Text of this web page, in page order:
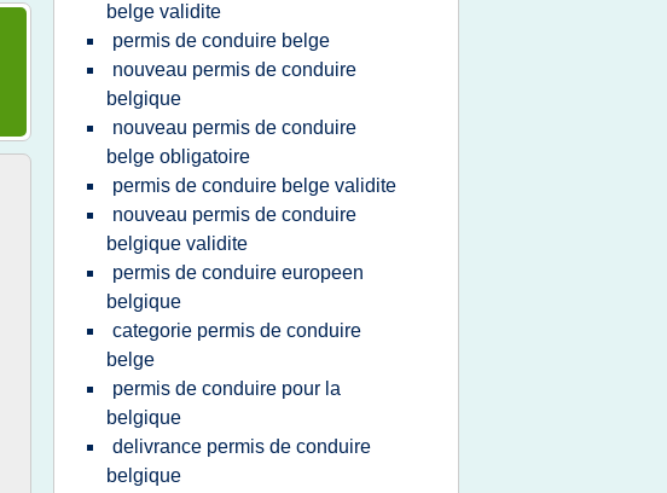
belge validite
permis de conduire belge
nouveau permis de conduire
belgique
nouveau permis de conduire
belge obligatoire
permis de conduire belge validite
nouveau permis de conduire
belgique validite
permis de conduire europeen
belgique
categorie permis de conduire
belge
permis de conduire pour la
belgique
delivrance permis de conduire
belgique